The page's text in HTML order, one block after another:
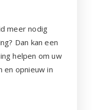
meer nodig
Dan kan een
helpen om uw
en opnieuw in